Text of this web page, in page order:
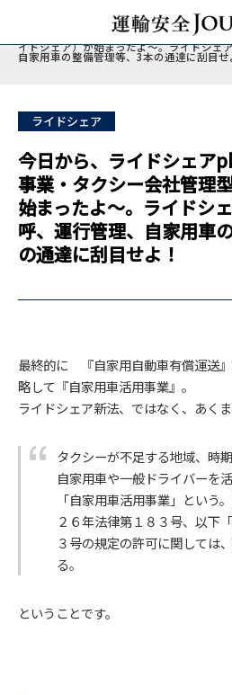
特集
ライドシ
今日から、ライドシェアph-1（自家用車
イドシェア）が始まったよ～。ライドシェ
自家用車の整備管理等、3本の通達に刮目せ
ライドシェア
今日から、ライドシェア
事業・タクシー会社管理
始まったよ～。ライドシ
呼、運行管理、自家用車
の通達に刮目せよ！
最終的に 『自家用自動車有償運送』
略して『自家用車活用事業』。
ライドシェア新法、ではなく、あくま
タクシーが不足する地域、時
自家用車や一般ドライバーを
「自家用車活用事業」という
２６年法律第１８３号、以下
３号の規定の許可に関しては
る。
ということです。